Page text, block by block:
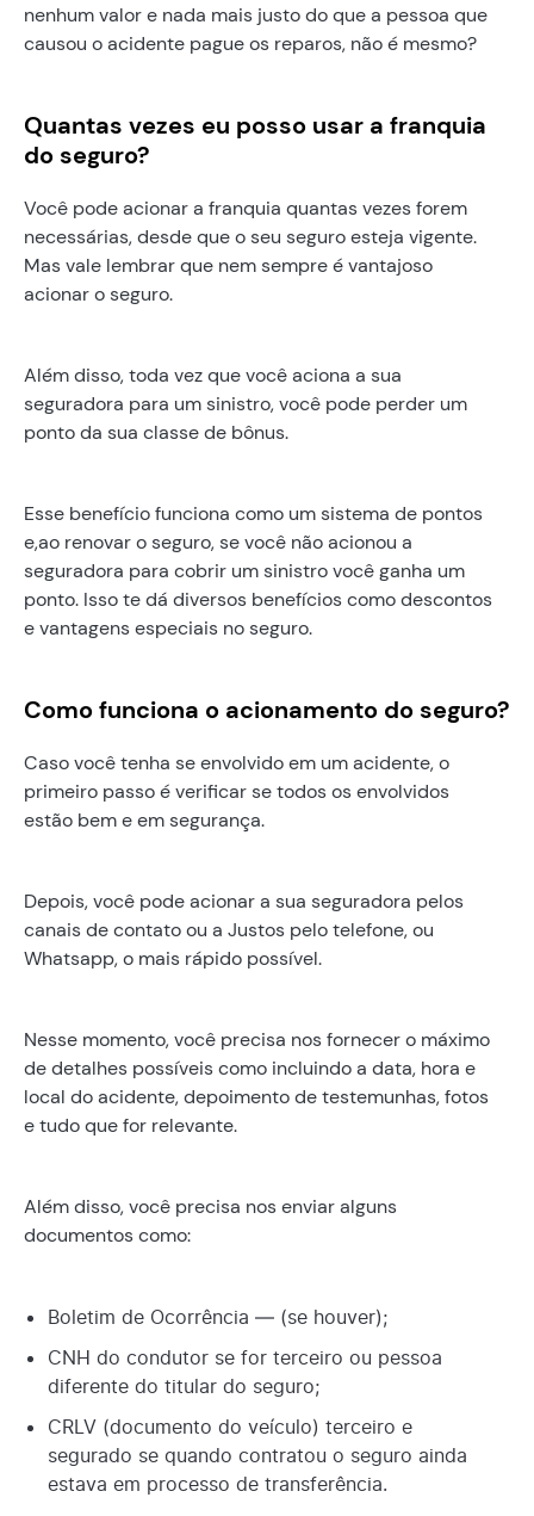
nenhum valor e nada mais justo do que a pessoa que
causou o acidente pague os reparos, não é mesmo?
Quantas vezes eu posso usar a franquia
do seguro?
Você pode acionar a franquia quantas vezes forem
necessárias, desde que o seu seguro esteja vigente.
Mas vale lembrar que nem sempre é vantajoso
acionar o seguro.
Além disso, toda vez que você aciona a sua
seguradora para um sinistro, você pode perder um
ponto da sua classe de bônus.
Esse benefício funciona como um sistema de pontos
e,ao renovar o seguro, se você não acionou a
seguradora para cobrir um sinistro você ganha um
ponto. Isso te dá diversos benefícios como descontos
e vantagens especiais no seguro.
Como funciona o acionamento do seguro?
Caso você tenha se envolvido em um acidente, o
primeiro passo é verificar se todos os envolvidos
estão bem e em segurança.
Depois, você pode acionar a sua seguradora pelos
canais de contato ou a Justos pelo telefone, ou
Whatsapp, o mais rápido possível.
Nesse momento, você precisa nos fornecer o máximo
de detalhes possíveis como incluindo a data, hora e
local do acidente, depoimento de testemunhas, fotos
e tudo que for relevante.
Além disso, você precisa nos enviar alguns
documentos como:
Boletim de Ocorrência — (se houver);
CNH do condutor se for terceiro ou pessoa
diferente do titular do seguro;
CRLV (documento do veículo) terceiro e
segurado se quando contratou o seguro ainda
estava em processo de transferência.